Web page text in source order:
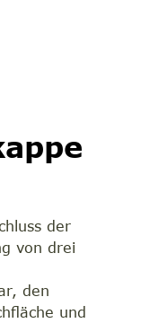
der
von drei
den
und